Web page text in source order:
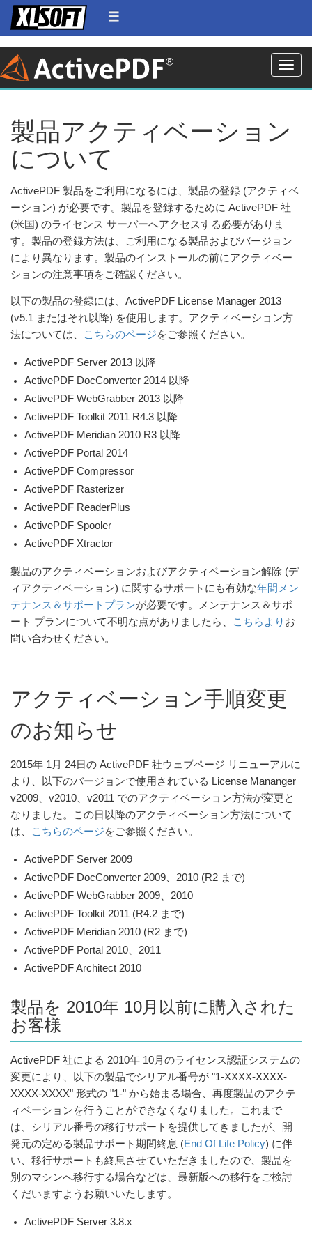
製品アクティベーション
について
ActivePDF 製品をご利用になるには、製品の登録 (アクティベ
ーション) が必要です。製品を登録するために ActivePDF 社
(米国) のライセンス サーバーへアクセスする必要がありま
す。製品の登録方法は、ご利用になる製品およびバージョン
により異なります。製品のインストールの前にアクティベー
ションの注意事項をご確認ください。
以下の製品の登録には、ActivePDF License Manager 2013
(v5.1 またはそれ以降) を使用します。アクティベーション方
法については、
こちらのページをご参照ください。
ActivePDF Server 2013 以降
ActivePDF DocConverter 2014 以降
ActivePDF WebGrabber 2013 以降
ActivePDF Toolkit 2011 R4.3 以降
ActivePDF Meridian 2010 R3 以降
ActivePDF Portal 2014
ActivePDF Compressor
ActivePDF Rasterizer
ActivePDF ReaderPlus
ActivePDF Spooler
ActivePDF Xtractor
製品のアクティベーションおよびアクティベーション解除 (デ
ィアクティベーション) に関するサポートにも有効な年間メン
テナンス＆サポートプランが必要です。メンテナンス＆サポ
ート プランについて不明な点がありましたら、
こちらより お
問い合わせください。
アクティベーション手順変更
のお知らせ
2015年 1月 24日の ActivePDF 社ウェブページ リニューアルに
より、以下のバージョンで使用されている License Mananger
v2009、v2010、v2011 でのアクティベーション方法が変更と
なりました。この日以降のアクティベーション方法について
は、
こちらのページをご参照ください。
ActivePDF Server 2009
ActivePDF DocConverter 2009、2010 (R2 まで)
ActivePDF WebGrabber 2009、2010
ActivePDF Toolkit 2011 (R4.2 まで)
ActivePDF Meridian 2010 (R2 まで)
ActivePDF Portal 2010、2011
ActivePDF Architect 2010
製品を 2010年 10月以前に購入された
お客様
ActivePDF 社による 2010年 10月のライセンス認証システムの
変更により、以下の製品でシリアル番号が "1-XXXX-XXXX-
XXXX-XXXX" 形式の "1-" から始まる場合、再度製品のアクテ
ィベーションを行うことができなくなりました。これまで
は、シリアル番号の移行サポートを提供してきましたが、開
発元の定める製品サポート期間終息 (End Of Life Policy) に伴
い、移行サポートも終息させていただきましたので、製品を
別のマシンへ移行する場合などは、最新版への移行をご検討
くだいますようお願いいたします。
ActivePDF Server 3.8.x